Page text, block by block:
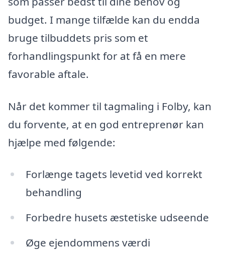
budget. I mange tilfælde kan du endda
bruge tilbuddets pris som et
forhandlingspunkt for at få en mere
favorable aftale.
Når det kommer til tagmaling i Folby, kan
du forvente, at en god entreprenør kan
hjælpe med følgende:
Forlænge tagets levetid ved korrekt
behandling
Forbedre husets æstetiske udseende
Øge ejendommens værdi